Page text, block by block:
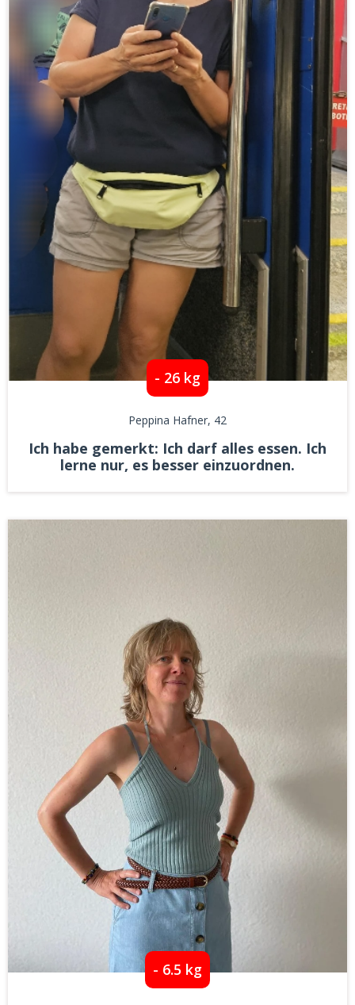
- 26 kg
Peppina Hafner, 42
Ich habe gemerkt: Ich darf alles essen. Ich
lerne nur, es besser einzuordnen.
- 6.5 kg